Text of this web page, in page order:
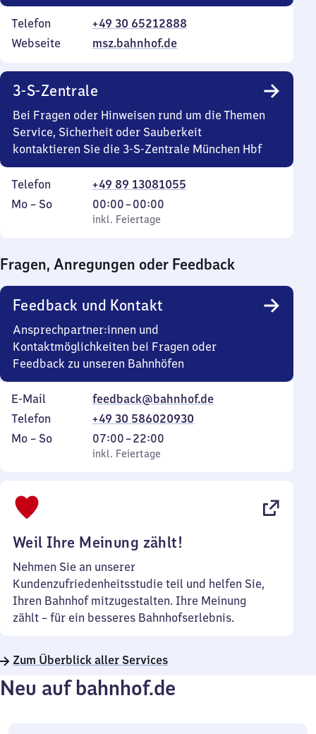
Telefon
+49 30 65212888
Webseite
msz.bahnhof.de
3-S-Zentrale
Bei Fragen oder Hinweisen rund um die Themen
Service, Sicherheit oder Sauberkeit
kontaktieren Sie die 3-S-Zentrale München Hbf
Telefon
+49 89 13081055
Montag
Mo – So,
inkl. Feiertage
00:00–00:00
Von
0
0
Uhr
inkl. Feiertage
Fragen, Anregungen oder Feedback
Feedback und Kontakt
Ansprechpartner:innen und
Kontaktmöglichkeiten bei Fragen oder
Feedback zu unseren Bahnhöfen
E-Mail
feedback@bahnhof.de
Telefon
+49 30 586020930
Montag
Mo – So,
inkl. Feiertage
07:00–22:00
Von
7
inkl. Feiertage
Weil Ihre Meinung zählt!
Nehmen Sie an unserer
Kundenzufriedenheitsstudie teil und helfen Sie,
Ihren Bahnhof mitzugestalten. Ihre Meinung
zählt – für ein besseres Bahnhofserlebnis.
Zum Überblick aller Services
Neu auf bahnhof.de